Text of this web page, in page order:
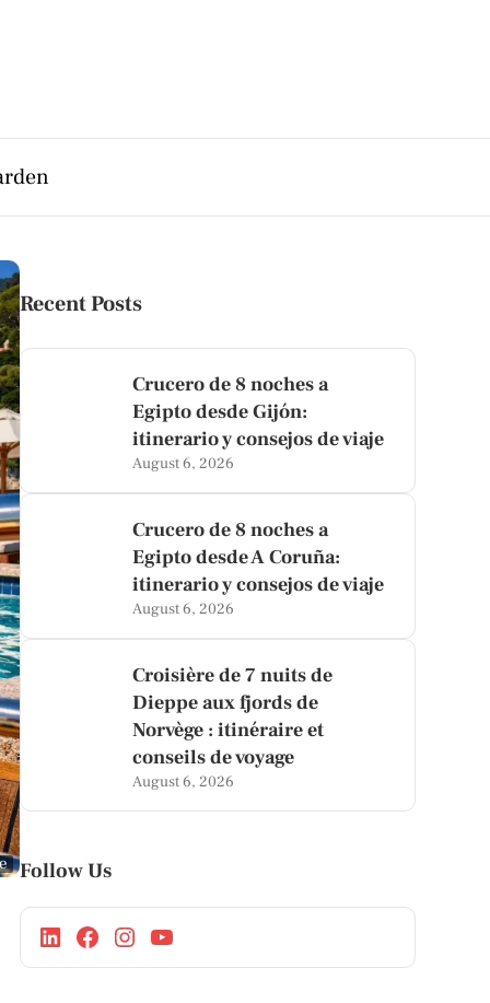
Recent Posts
Crucero de 8 noches a
Egipto desde Gijón:
itinerario y consejos de viaje
August 6, 2026
Crucero de 8 noches a
Egipto desde A Coruña:
itinerario y consejos de viaje
August 6, 2026
Croisière de 7 nuits de
Dieppe aux fjords de
Norvège : itinéraire et
conseils de voyage
August 6, 2026
Follow Us